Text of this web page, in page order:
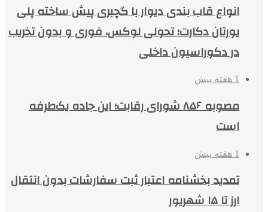
انواع قاب بندی دیوار با گچبری پیش ساخته پلی
یورتان دکارت؛ تحولی لوکس، فوری و بدون تخریب
در دکوراسیون داخلی
1 هفته پیش
مصوبه ۸۵۶ شورای رقابت؛ این جاده یک‌طرفه
است
1 هفته پیش
تمدید بخشنامه اعتبار ثبت سفارشات بدون انتقال
ارز تا ۱۵ شهریور